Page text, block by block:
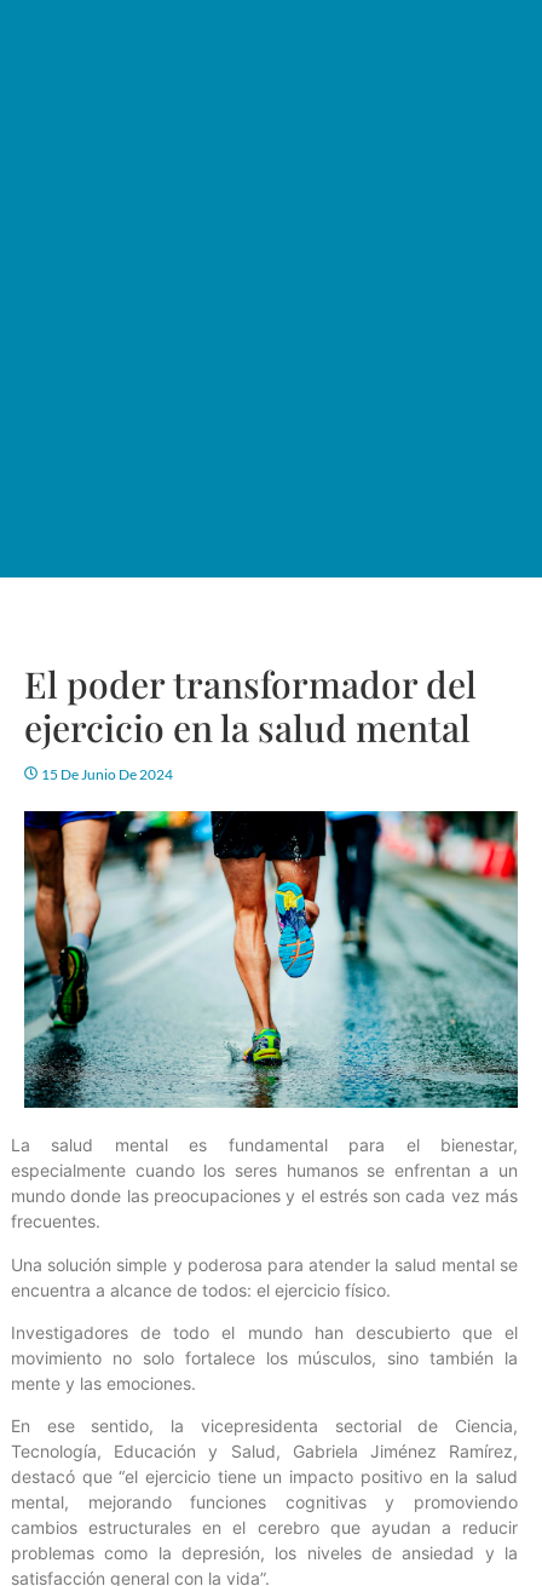
El poder transformador del
ejercicio en la salud mental
15 De Junio De 2024
La salud mental es fundamental para el bienestar,
especialmente cuando los seres humanos se enfrentan a un
mundo donde las preocupaciones y el estrés son cada vez más
frecuentes.
Una solución simple y poderosa para atender la salud mental se
encuentra a alcance de todos: el ejercicio físico.
Investigadores de todo el mundo han descubierto que el
movimiento no solo fortalece los músculos, sino también la
mente y las emociones.
En ese sentido, la vicepresidenta sectorial de Ciencia,
Tecnología, Educación y Salud, Gabriela Jiménez Ramírez,
destacó que “el ejercicio tiene un impacto positivo en la salud
mental, mejorando funciones cognitivas y promoviendo
cambios estructurales en el cerebro que ayudan a reducir
problemas como la depresión, los niveles de ansiedad y la
satisfacción general con la vida”.